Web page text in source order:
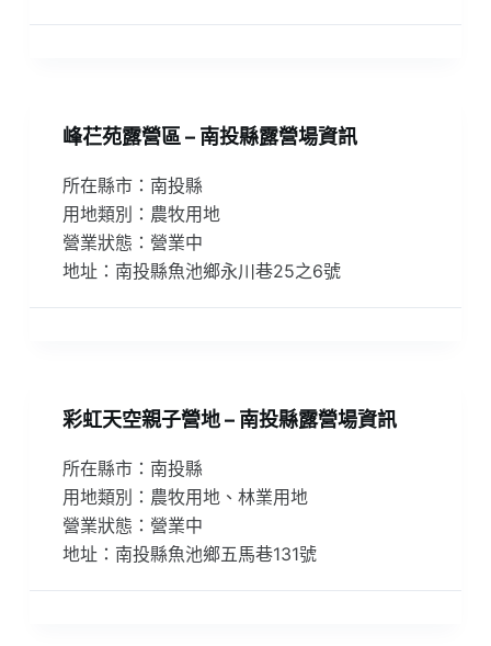
峰芢苑露營區 – 南投縣露營場資訊
所在縣市：南投縣
用地類別：農牧用地
營業狀態：營業中
地址：南投縣魚池鄉永川巷25之6號
彩虹天空親子營地 – 南投縣露營場資訊
所在縣市：南投縣
用地類別：農牧用地、林業用地
營業狀態：營業中
地址：南投縣魚池鄉五馬巷131號